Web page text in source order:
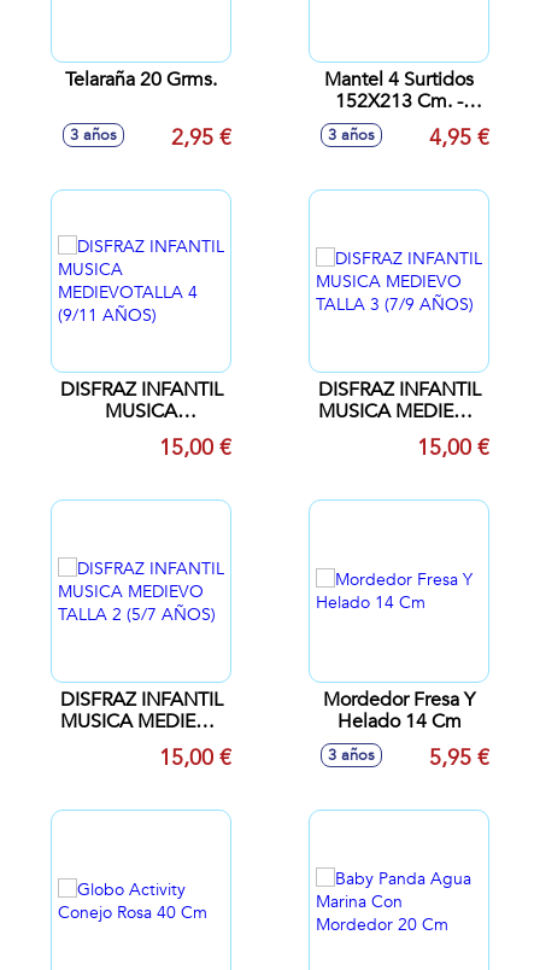
Telaraña 20 Grms.
3 años 2,95 €
Mantel 4 Surtidos
152X213 Cm. -
Modelos surtidos
3 años 4,95 €
DISFRAZ INFANTIL
MUSICA
MEDIEVOTALLA 4
(9/11 AÑOS)15,00 €
DISFRAZ INFANTIL
MUSICA MEDIEVO
TALLA 3 (7/9
AÑOS)15,00 €
DISFRAZ INFANTIL
MUSICA MEDIEVO
TALLA 2 (5/7
AÑOS)15,00 €
Mordedor Fresa Y
Helado 14 Cm
3 años 5,95 €